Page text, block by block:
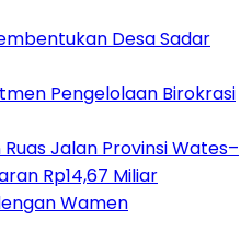
Desa Sadar
Pengelolaan Birokrasi
Jalan Provinsi Wates–
Rp14,67 Miliar
Wamen